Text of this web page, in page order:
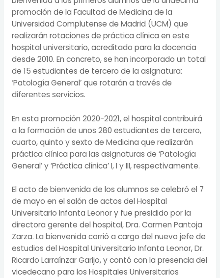
promoción de la Facultad de Medicina de la
Universidad Complutense de Madrid (UCM) que
realizarán rotaciones de práctica clínica en este
hospital universitario, acreditado para la docencia
desde 2010. En concreto, se han incorporado un total
de 15 estudiantes de tercero de la asignatura:
‘Patología General’ que rotarán a través de
diferentes servicios.
En esta promoción 2020-2021, el hospital contribuirá
a la formación de unos 280 estudiantes de tercero,
cuarto, quinto y sexto de Medicina que realizarán
práctica clínica para las asignaturas de ‘Patología
General’ y ‘Práctica clínica’ I, I y III, respectivamente.
El acto de bienvenida de los alumnos se celebró el 7
de mayo en el salón de actos del Hospital
Universitario Infanta Leonor y fue presidido por la
directora gerente del hospital, Dra. Carmen Pantoja
Zarza. La bienvenida corrió a cargo del nuevo jefe de
estudios del Hospital Universitario Infanta Leonor, Dr.
Ricardo Larraínzar Garijo, y contó con la presencia del
vicedecano para los Hospitales Universitarios